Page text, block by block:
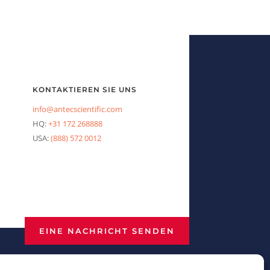
KONTAKTIEREN SIE UNS
info@antecscientific.com
HQ:+31 172 268888
USA:(888) 572 0012
EINE NACHRICHT SENDEN